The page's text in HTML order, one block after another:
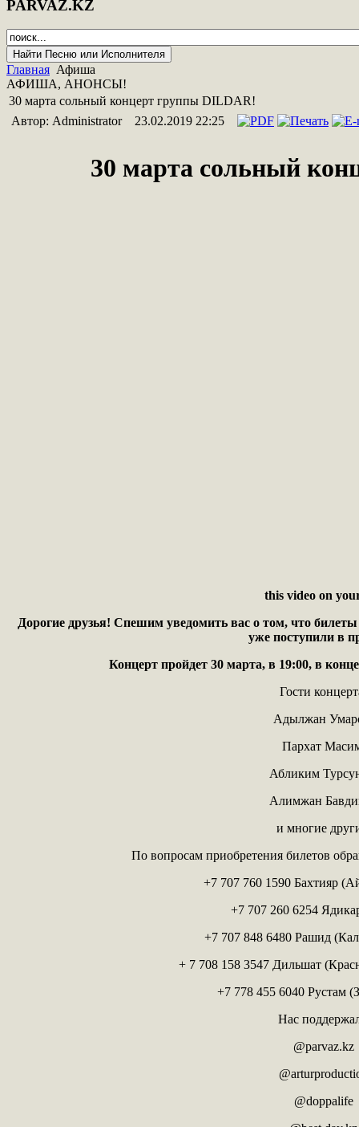
PARVAZ.KZ
Главная Афиша
АФИША, АНОНСЫ!
30 марта сольный концерт группы DILDAR!
Автор: Administrator
23.02.2019 22:25
30 марта сольный
this video on
Дорогие друзья! Спешим уведомить вас о том, что
уже поступили в
Концерт пройдет 30 марта, в 19:00, в
Гости
Адылжан
Пархат
Абликим
Алимжан
и многие
По вопросам приобретения билетов
+7 707 760 1590 Бахтияр
+7 707 260 6254
+7 707 848 6480 Рашид
+ 7 708 158 3547 Дильшат
+7 778 455 6040 Рустам
Нас
@parvaz.kz
@doppalife